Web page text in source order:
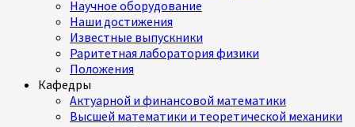
Научное оборудование
Наши достижения
Известные выпускники
Раритетная лаборатория физики
Положения
Кафедры
Актуарной и финансовой математики
Высшей математики и теоретической механики